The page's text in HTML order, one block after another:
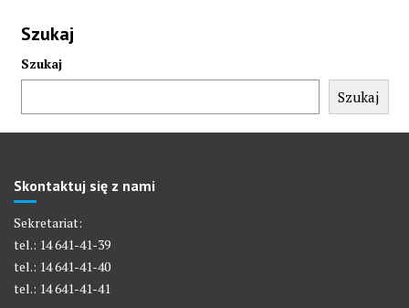
Szukaj
Szukaj
Szukaj
Skontaktuj się z nami
Sekretariat:
tel.: 14 641-41-39
tel.: 14 641-41-40
tel.: 14 641-41-41